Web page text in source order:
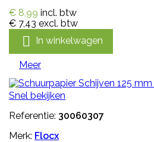
€ 8,99 incl. btw
€ 7,43 excl. btw
 In winkelwagen
Meer
Snel bekijken
Referentie: 30060307
Merk: Flocx